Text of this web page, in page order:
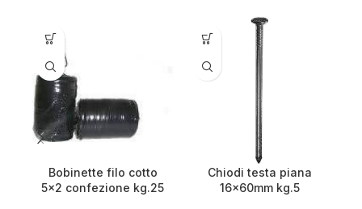
Bobinette filo cotto
5×2 confezione kg.25
Chiodi testa piana
16x60mm kg.5